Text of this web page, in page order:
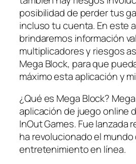
posibilidad de perder tus
incluso tu cuenta. En este
brindaremos información
multiplicadores y riesgos
Mega Block, para que
máximo esta aplicación y
¿Qué es Mega Block?
aplicación de juego online
InOut Games. Fue lanzada
ha revolucionado el mundo
entretenimiento en línea.